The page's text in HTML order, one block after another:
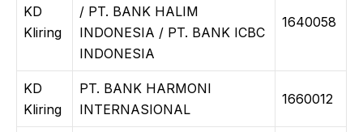
KD
Kliring
/ PT. BANK HALIM
INDONESIA / PT. BANK ICBC
INDONESIA
1640058
KD
Kliring
PT. BANK HARMONI
INTERNASIONAL
1660012